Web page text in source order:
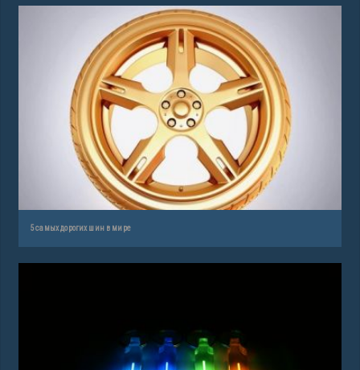
5 самых дорогих шин в мире